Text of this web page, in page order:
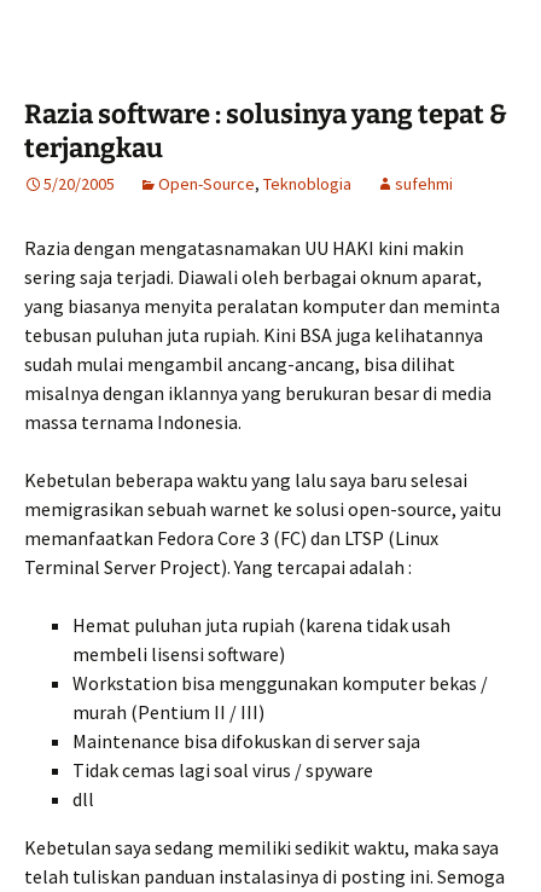
Razia software : solusinya yang tepat &
terjangkau
5/20/2005 Open-Source, Teknoblogia sufehmi
Razia dengan mengatasnamakan UU HAKI kini makin
sering saja terjadi. Diawali oleh berbagai oknum aparat,
yang biasanya menyita peralatan komputer dan meminta
tebusan puluhan juta rupiah. Kini BSA juga kelihatannya
sudah mulai mengambil ancang-ancang, bisa dilihat
misalnya dengan iklannya yang berukuran besar di media
massa ternama Indonesia.
Kebetulan beberapa waktu yang lalu saya baru selesai
memigrasikan sebuah warnet ke solusi open-source, yaitu
memanfaatkan Fedora Core 3 (FC) dan LTSP (Linux
Terminal Server Project). Yang tercapai adalah :
Hemat puluhan juta rupiah (karena tidak usah
membeli lisensi software)
Workstation bisa menggunakan komputer bekas /
murah (Pentium II / III)
Maintenance bisa difokuskan di server saja
Tidak cemas lagi soal virus / spyware
dll
Kebetulan saya sedang memiliki sedikit waktu, maka saya
telah tuliskan panduan instalasinya di posting ini. Semoga